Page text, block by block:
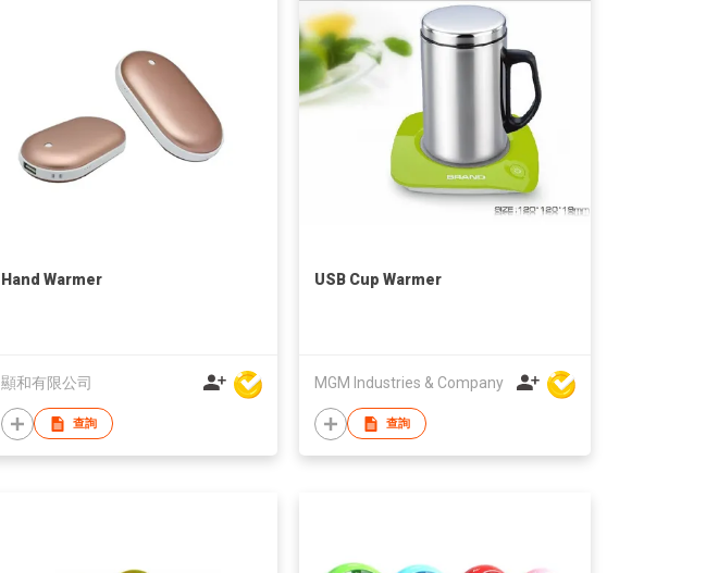
Hand Warmer
顯和有限公司
查詢
USB Cup Warmer
MGM Industries & Company
查詢